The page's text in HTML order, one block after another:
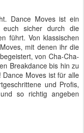
Dance Moves ist ein
euch sicher durch die
führt. Von klassischen
mit denen ihr die
von Cha-Cha-
Breakdance bis hin zu
Dance Moves ist für alle
und Profis,
so richtig angeben